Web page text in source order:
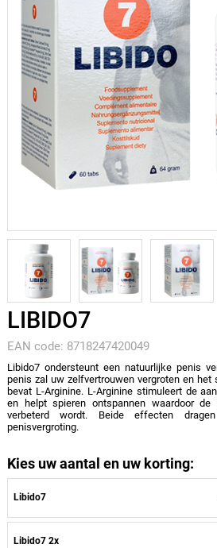
LIBIDO7
EAN code: 8718247420049
Libido7 ondersteunt een natuurlijke penis
penis zal uw zelfvertrouwen vergroten en het
bevat L-Arginine. L-Arginine stimuleert de
en helpt spieren ontspannen waardoor de
verbeterd wordt. Beide effecten
penisvergroting.
Kies uw aantal en uw korting:
Libido7
Libido7 2x